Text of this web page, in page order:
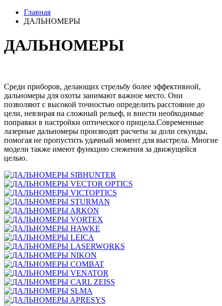
Главная
ДАЛЬНОМЕРЫ
ДАЛЬНОМЕРЫ
Среди приборов, делающих стрельбу более эффективной,
дальномеры для охоты занимают важное место. Они
позволяют с высокой точностью определить расстояние до
цели, невзирая на сложный рельеф, и внести необходимые
поправки в настройки оптического прицела.Современные
лазерные дальномеры производят расчеты за доли секунды,
помогая не пропустить удачный момент для выстрела. Многие
модели также имеют функцию слежения за движущейся
целью.
SIBHUNTER
VECTOR OPTICS
VICTOPTICS
STURMAN
ARKON
VORTEX
HAWKE
LEICA
LASERWORKS
NIKON
COMBAT
VENATOR
CARL ZEISS
SLMA
APRESYS